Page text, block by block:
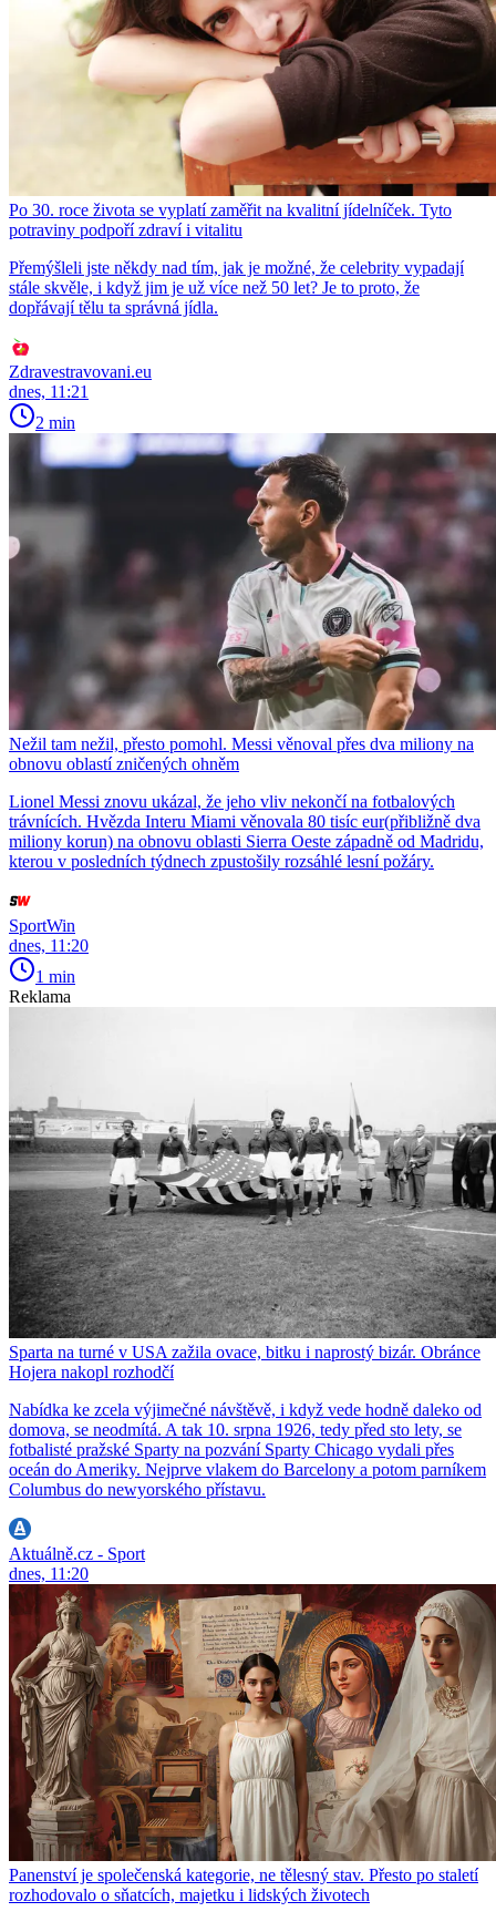
Po 30. roce života se vyplatí zaměřit na kvalitní jídelníček. Tyto
potraviny podpoří zdraví i vitalitu
Přemýšleli jste někdy nad tím, jak je možné, že celebrity vypadají
stále skvěle, i když jim je už více než 50 let? Je to proto, že
dopřávají tělu ta správná jídla.
Zdravestravovani.eu
dnes, 11:21
2 min
Nežil tam nežil, přesto pomohl. Messi věnoval přes dva miliony na
obnovu oblastí zničených ohněm
Lionel Messi znovu ukázal, že jeho vliv nekončí na fotbalových
trávnících. Hvězda Interu Miami věnovala 80 tisíc eur(přibližně dva
miliony korun) na obnovu oblasti Sierra Oeste západně od Madridu,
kterou v posledních týdnech zpustošily rozsáhlé lesní požáry.
SportWin
dnes, 11:20
1 min
Reklama
Sparta na turné v USA zažila ovace, bitku i naprostý bizár. Obránce
Hojera nakopl rozhodčí
Nabídka ke zcela výjimečné návštěvě, i když vede hodně daleko od
domova, se neodmítá. A tak 10. srpna 1926, tedy před sto lety, se
fotbalisté pražské Sparty na pozvání Sparty Chicago vydali přes
oceán do Ameriky. Nejprve vlakem do Barcelony a potom parníkem
Columbus do newyorského přístavu.
Aktuálně.cz - Sport
dnes, 11:20
Panenství je společenská kategorie, ne tělesný stav. Přesto po staletí
rozhodovalo o sňatcích, majetku i lidských životech